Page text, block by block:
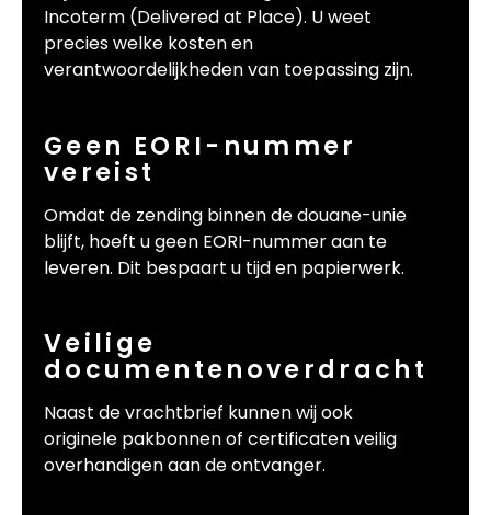
Incoterm (Delivered at Place). U weet
precies welke kosten en
verantwoordelijkheden van toepassing zijn.
Geen EORI-nummer
vereist
Omdat de zending binnen de douane-unie
blijft, hoeft u geen EORI-nummer aan te
leveren. Dit bespaart u tijd en papierwerk.
Veilige
documentenoverdracht
Naast de vrachtbrief kunnen wij ook
originele pakbonnen of certificaten veilig
overhandigen aan de ontvanger.